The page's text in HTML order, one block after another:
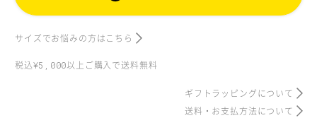
サイズでお悩みの方はこちら
税込¥5,000以上ご購入で送料無料
ギフトラッピングについて
送料・お支払方法について